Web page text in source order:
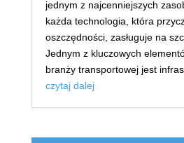
jednym z najcenniejszych
każda technologia, która
oszczędności, zasługuje na
Jednym z kluczowych
branży transportowej jest
czytaj dalej